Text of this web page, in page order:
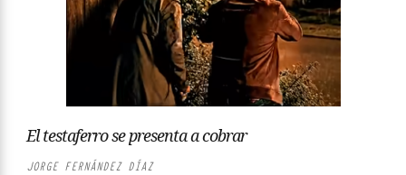
El testaferro se presenta a cobrar
JORGE FERNÁNDEZ DÍAZ